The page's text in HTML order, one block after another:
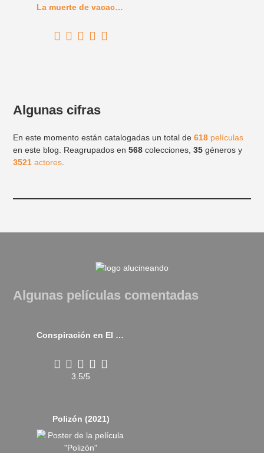
La muerte de vacaciones (1934)
Algunas cifras
En este momento están catalogadas un total de618 películas
en este blog. Reagrupados en568 colecciones,35 géneros y
3521 actores
Algunas películas comentadas
Conspiración en El Cairo (2022)
3.5/5
Polizón (2021)